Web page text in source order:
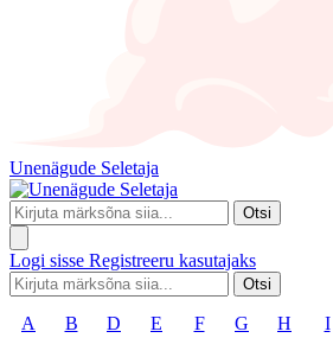
Unenägude Seletaja
Otsi
Logi sisse Registreeru kasutajaks
Otsi
A B D E F G H I